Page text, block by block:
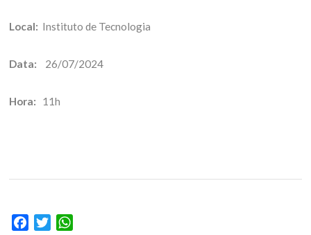
Local: Instituto de Tecnologia
Data: 26/07/2024
Hora: 11h
Facebook
Twitter